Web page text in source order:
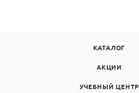
КАТАЛОГ
АКЦИИ
УЧЕБНЫЙ ЦЕНТР